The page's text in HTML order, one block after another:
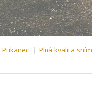
Pukanec. | Plná kvalita